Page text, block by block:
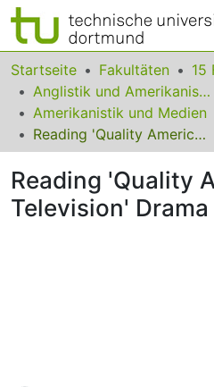
Bereiche & Sammlungen
Das gesamte Repositorium
Statistiken
FAQ
Leitlinien
Startseite Fakultäten
Anglistik und Amerikanistik
Amerikanistik und Medien
Reading 'Quality American Television' Drama
Reading 'Quality
Television' Drama